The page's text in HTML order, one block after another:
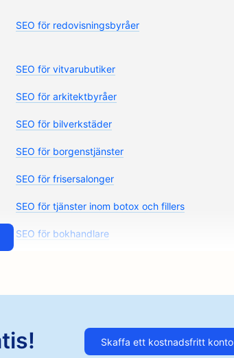
SEO för redovisningsbyråer
SEO för vitvarubutiker
SEO för arkitektbyråer
SEO för bilverkstäder
SEO för borgenstjänster
SEO för frisersalonger
SEO för tjänster inom botox och fillers
SEO för bokhandlare
mat
Skaffa ett kostnadsfritt konto